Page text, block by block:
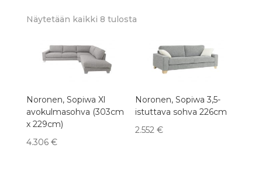
Näytetään kaikki 8 tulostaSorted
latest
Noronen, Sopiwa Xl
avokulmasohva (303cm
x 229cm)
4.306 €
Noronen, Sopiwa 3,5-
istuttava sohva 226cm
2.552€